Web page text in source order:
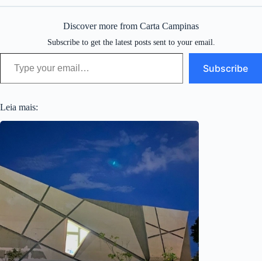
Discover more from Carta Campinas
Subscribe to get the latest posts sent to your email.
Type your email…
Subscribe
Leia mais: